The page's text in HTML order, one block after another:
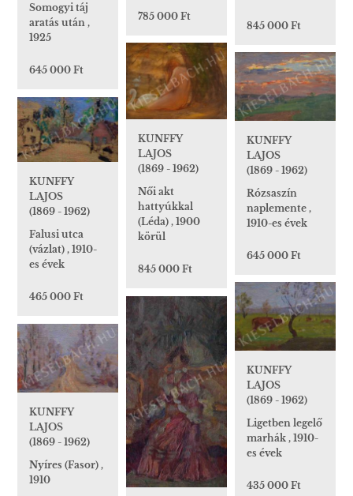
785 000 Ft
845 000 Ft
Somogyi táj
aratás után ,
1925
645 000 Ft
KUNFFY
LAJOS
(1869 - 1962)
Női akt
hattyúkkal
(Léda) , 1900
körül
845 000 Ft
KUNFFY
LAJOS
(1869 - 1962)
Rózsaszín
naplemente ,
1910-es évek
645 000 Ft
KUNFFY
LAJOS
(1869 - 1962)
Falusi utca
(vázlat) , 1910-
es évek
465 000 Ft
KUNFFY
LAJOS
(1869 - 1962)
Ligetben legelő
marhák , 1910-
es évek
435 000 Ft
KUNFFY
LAJOS
(1869 - 1962)
Nyíres (Fasor) ,
1910